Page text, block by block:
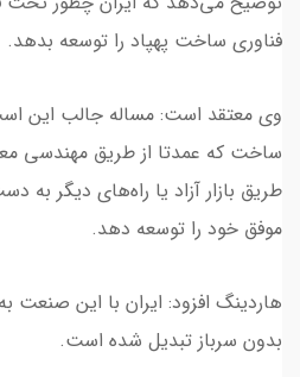
فناوری ساخت پهپاد را توسعه بدهد.
وی معتقد است: مساله جالب این است
ساخت که عمدتا از طریق مهندسی
طریق بازار آزاد یا راه‌های دیگر به
موفق خود را توسعه دهد.
هاردینگ افزود: ایران با این
بدون سرباز تبدیل شده است.